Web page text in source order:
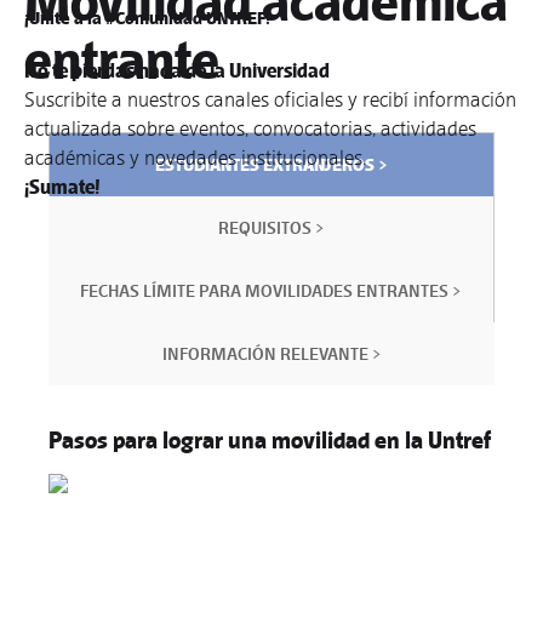
¡Unite a la #Comunidad UNTREF!
No te pierdas nada de la Universidad
Suscribite a nuestros canales oficiales y recibí información
actualizada sobre eventos, convocatorias, actividades
académicas y novedades institucionales.
¡Sumate!
entrante
ESTUDIANTES EXTRANJEROS >
REQUISITOS >
FECHAS LÍMITE PARA MOVILIDADES ENTRANTES >
INFORMACIÓN RELEVANTE >
Pasos para lograr una movilidad en la Untref